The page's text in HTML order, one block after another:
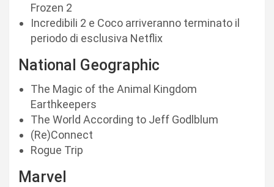
Frozen 2
Incredibili 2 e Coco arriveranno terminato il
periodo di esclusiva Netflix
National Geographic
The Magic of the Animal Kingdom
Earthkeepers
The World According to Jeff Godlblum
(Re)Connect
Rogue Trip
Marvel